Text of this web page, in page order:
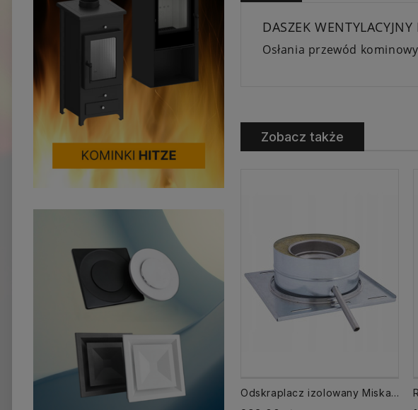
DASZEK
Osłania przewód
Zobacz także
Odskraplacz izolowany Miska na skropliny MSD 150/250